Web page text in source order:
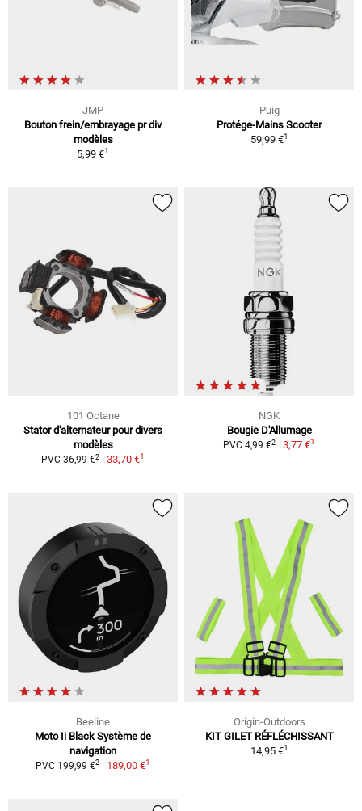
JMP
Bouton frein/embrayage pr div
modèles
5,99 €1
Puig
Protége-Mains Scooter
59,99 €1
101 Octane
Stator d'alternateur pour divers
modèles
PVC 36,99 €2 33,70 €1
NGK
Bougie D'Allumage
PVC 4,99 €2 3,77 €1
Beeline
Moto Ii Black Système de
navigation
PVC 199,99 €2 189,00 €1
Origin-Outdoors
KIT GILET RÉFLÉCHISSANT
14,95 €1